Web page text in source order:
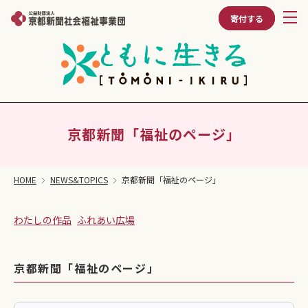
寄付する
京都新聞「福祉のページ」
HOME NEWS&TOPICS 京都新聞「福祉のページ」
わたしの作品 ふれあい広場
京都新聞「福祉のページ」